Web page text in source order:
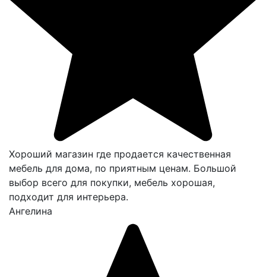
Хороший магазин где продается качественная
мебель для дома, по приятным ценам. Большой
выбор всего для покупки, мебель хорошая,
подходит для интерьера.
Ангелина